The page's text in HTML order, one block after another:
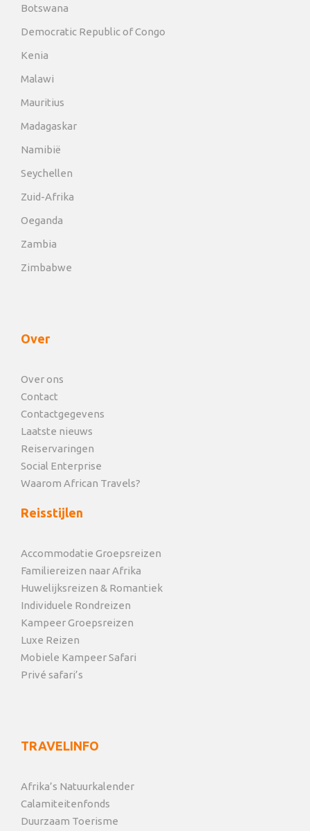
Botswana
Democratic Republic of Congo
Kenia
Malawi
Mauritius
Madagaskar
Namibië
Seychellen
Zuid-Afrika
Oeganda
Zambia
Zimbabwe
Over
Over ons
Contact
Contactgegevens
Laatste nieuws
Reiservaringen
Social Enterprise
Waarom African Travels?
Reisstijlen
Accommodatie Groepsreizen
Familiereizen naar Afrika
Huwelijksreizen & Romantiek
Individuele Rondreizen
Kampeer Groepsreizen
Luxe Reizen
Mobiele Kampeer Safari
Privé safari’s
TRAVELINFO
Afrika’s Natuurkalender
Calamiteitenfonds
Duurzaam Toerisme